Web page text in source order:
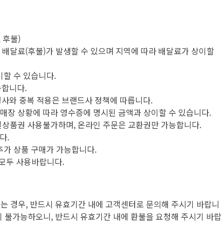
불)
달료(후불)가 발생할 수 있으며 지역에 따라 배달료가 상이할
할 수 있습니다.
니다.
와 중복 적용은 브랜드사 정책에 따릅니다.
장 상황에 따라 영수증에 명시된 금액과 상이할 수 있습니다.
품권 사용불가하며, 온라인 주문은 교환권만 가능합니다.
.
상품 구매가 가능합니다.
두 사용바랍니다.
경우, 반드시 유효기간 내에 고객센터로 문의해 주시기 바랍니
가능하오니, 반드시 유효기간 내에 환불을 요청해 주시기 바랍